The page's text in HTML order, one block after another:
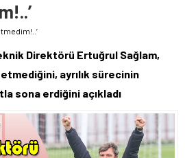
Direktörü Ertuğrul Sağlam,
ayrılık sürecinin
sona erdiğini açıkladı